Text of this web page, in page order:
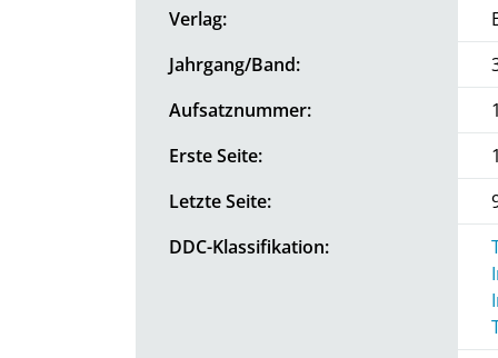
Verlag:
Jahrgang/Band:
Aufsatznummer:
Erste Seite:
Letzte Seite:
DDC-Klassifikation: